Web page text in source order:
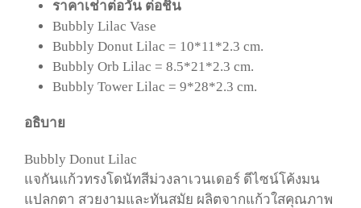
ราคาเช่าต่อวัน ต่อชิ้น
Bubbly Lilac Vase
Bubbly Donut Lilac = 10*11*2.3 cm.
Bubbly Orb Lilac = 8.5*21*2.3 cm.
Bubbly Tower Lilac = 9*28*2.3 cm.
อธิบาย
Bubbly Donut Lilac
แจกันแก้วทรงโดนัทสีม่วงลาเวนเดอร์ ดีไซน์โค้งมน
แปลกตา สวยงามและทันสมัย ผลิตจากแก้วใสคุณภาพ